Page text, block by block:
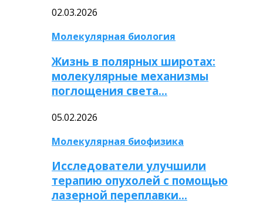
02.03.2026
Молекулярная биология
Жизнь в полярных широтах:
молекулярные механизмы
поглощения света…
05.02.2026
Молекулярная биофизика
Исследователи улучшили
терапию опухолей с помощью
лазерной переплавки…